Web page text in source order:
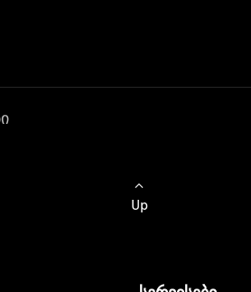
Up